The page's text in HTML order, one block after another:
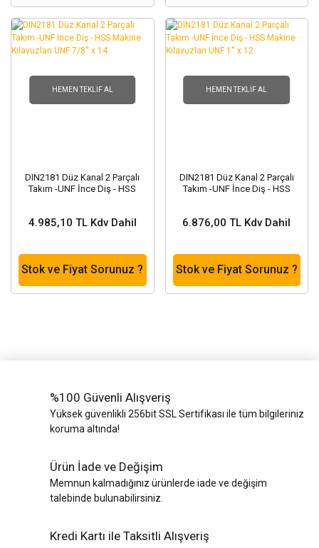
HEMEN TEKLIF AL
DIN2181 Düz Kanal 2 Parçalı
Takım -UNF İnce Diş - HSS
4.985,10 TL Kdv Dahil
Stok ve Fiyat Sorunuz ?
HEMEN TEKLIF AL
DIN2181 Düz Kanal 2 Parçalı
Takım -UNF İnce Diş - HSS
6.876,00 TL Kdv Dahil
Stok ve Fiyat Sorunuz ?
%100 Güvenli Alışveriş
Yüksek güvenlikli 256bit SSL Sertifikası ile tüm bilgileriniz
koruma altında!
Ürün İade ve Değişim
Memnun kalmadığınız ürünlerde iade ve değişim
talebinde bulunabilirsiniz.
Kredi Kartı ile Taksitli Alışveriş